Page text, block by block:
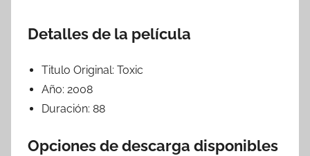
Detalles de la película
Titulo Original: Toxic
Año: 2008
Duración: 88
Opciones de descarga disponibles